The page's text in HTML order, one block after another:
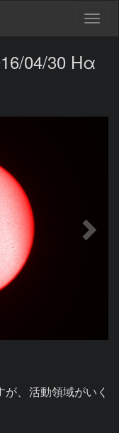
04/30 Hα
、活動領域がいく